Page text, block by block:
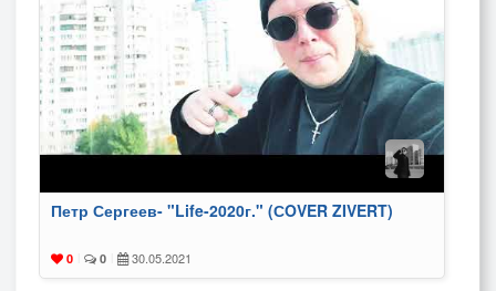
Петр Сергеев- "Life-2020г." (СOVER ZIVERT)
0 0 30.05.2021